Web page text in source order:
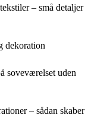
– små detaljer
dekoration
soveværelset uden
– sådan skaber